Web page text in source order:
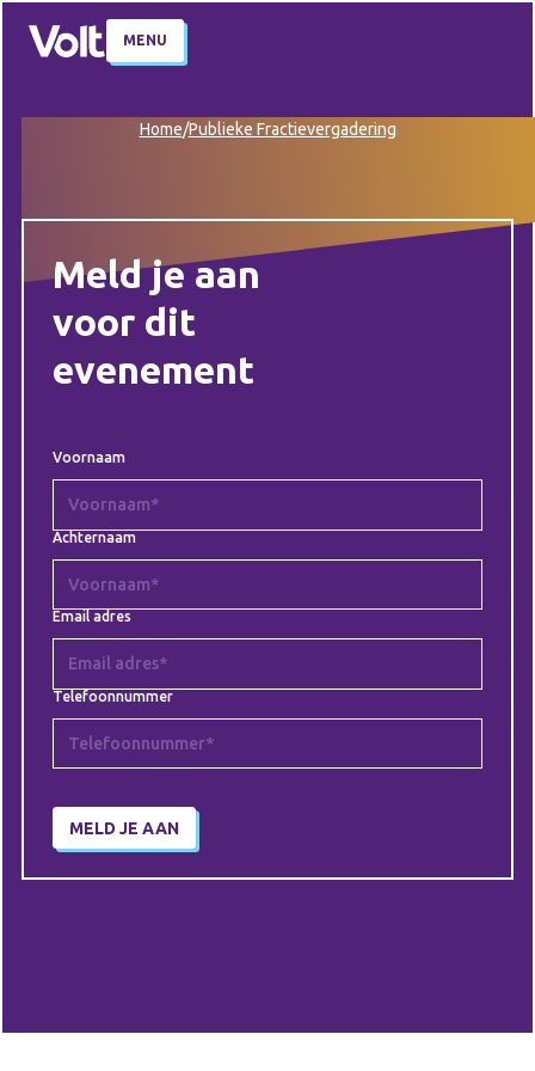
MENU
Home/Publieke Fractievergadering
Meld je aan
voor dit
evenement
Voornaam
Achternaam
Email adres
Telefoonnummer